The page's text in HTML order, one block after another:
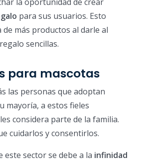
para sus usuarios. Esto
de más productos al darle al
sencillas.
para mascotas
las personas que adoptan
mayoría, a estos fieles
considera parte de la familia.
cuidarlos y consentirlos.
este sector se debe a la infinidad